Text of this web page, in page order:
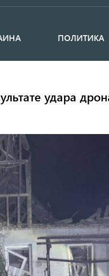
ПОЛИТИКА
удара